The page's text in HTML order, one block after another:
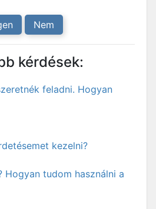
Nem
kérdések:
feladni. Hogyan
kezelni?
Hogyan tudom használni a